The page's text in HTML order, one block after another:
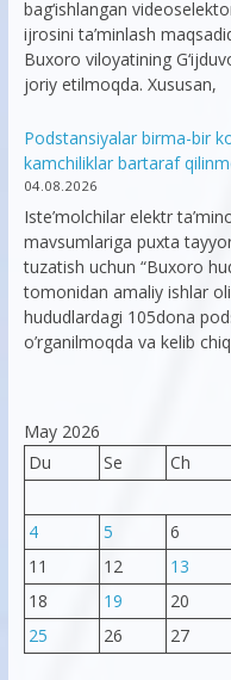
bag‘ishlangan
ijrosini ta’minlash
Buxoro viloyatining
joriy etilmoqda. Xususan,
Podstansiyalar birma-bir
kamchiliklar bartaraf
04.08.2026
Iste’molchilar elektr
mavsumlariga puxta
tuzatish uchun “Buxoro
tomonidan amaliy ishlar
hududlardagi 105dona
o’rganilmoqda va kelib
May 2026
Du
Se Ch
4
5 6
11
12 13
18
19 20
25
26 27